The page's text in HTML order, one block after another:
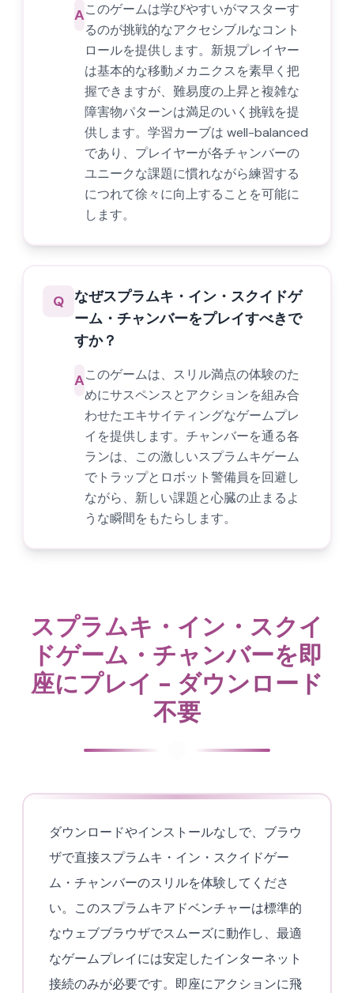
Aこのゲームは学びやすいがマスターす
るのが挑戦的なアクセシブルなコント
ロールを提供します。新規プレイヤー
は基本的な移動メカニクスを素早く把
握できますが、難易度の上昇と複雑な
障害物パターンは満足のいく挑戦を提
供します。学習カーブは well-balanced
であり、プレイヤーが各チャンバーの
ユニークな課題に慣れながら練習する
につれて徐々に向上することを可能に
します。
Q なぜスプラムキ・イン・スクイドゲ
ーム・チャンバーをプレイすべきで
すか？
Aこのゲームは、スリル満点の体験のた
めにサスペンスとアクションを組み合
わせたエキサイティングなゲームプレ
イを提供します。チャンバーを通る各
ランは、この激しいスプラムキゲーム
でトラップとロボット警備員を回避し
ながら、新しい課題と心臓の止まるよ
うな瞬間をもたらします。
スプラムキ・イン・スクイ
ドゲーム・チャンバーを即
座にプレイ - ダウンロード
不要
ダウンロードやインストールなしで、ブラウ
ザで直接スプラムキ・イン・スクイドゲー
ム・チャンバーのスリルを体験してくださ
い。このスプラムキアドベンチャーは標準的
なウェブブラウザでスムーズに動作し、最適
なゲームプレイには安定したインターネット
接続のみが必要です。即座にアクションに飛